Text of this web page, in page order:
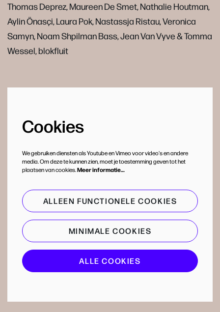
Thomas Deprez, Maureen De Smet, Nathalie Houtman,
Aylin Önasçi, Laura Pok, Nastassja Ristau, Veronica
Samyn, Noam Shpilman Bass, Jean Van Vyve & Tomma
Wessel, blokfluit
Cookies
We gebruiken diensten als Youtube en Vimeo voor video's en andere
media. Om deze te kunnen zien, moet je toestemming geven tot het
plaatsen van cookies.Meer informatie…
ALLEEN FUNCTIONELE COOKIES
MINIMALE COOKIES
ALLE COOKIES